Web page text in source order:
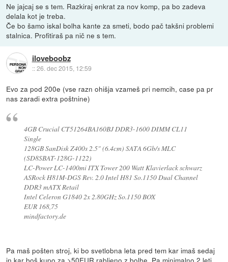
Ne jajcaj se s tem. Razkiraj enkrat za nov komp, pa bo zadeva
delala kot je treba.
Če bo šamo iskal bolha kante za smeti, bodo pač takšni problemi
stalnica. Profitiraš pa nič ne s tem.
iloveboobz
::26. dec 2015, 12:59
Evo za pod 200e (vse razn ohišja vzameš pri nemcih, case pa pr
nas zaradi extra poštnine)
4GB Crucial CT51264BA160BJ DDR3-1600 DIMM CL11
Single
128GB SanDisk Z400s 2.5" (6.4cm) SATA 6Gb/s MLC
(SD8SBAT-128G-1122)
LC-Power LC-1400mi ITX Tower 200 Watt Klavierlack schwarz
ASRock H81M-DGS Rev. 2.0 Intel H81 So.1150 Dual Channel
DDR3 mATX Retail
Intel Celeron G1840 2x 2.80GHz So.1150 BOX
EUR 168,75
mindfactory.de
Pa maš pošten stroj, ki bo svetlobna leta pred tem kar imaš sedaj